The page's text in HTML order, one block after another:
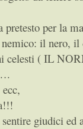
per la
il nero, il
celesti ( IL
giudici ed